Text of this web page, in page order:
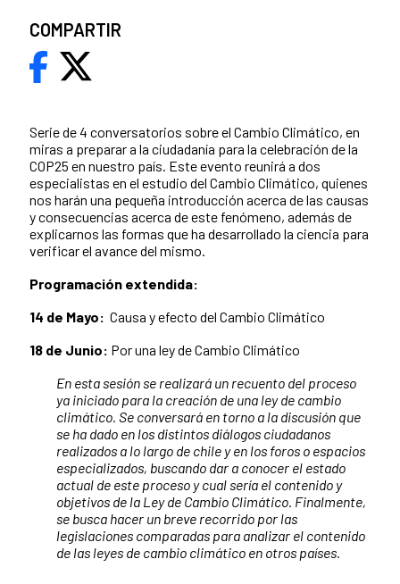
Serie de 4 conversatorios sobre el Cambio Climático, en
miras a preparar a la ciudadanía para la celebración de la
COP25 en nuestro país. Este evento reunirá a dos
especialistas en el estudio del Cambio Climático, quienes
nos harán una pequeña introducción acerca de las causas
y consecuencias acerca de este fenómeno, además de
explicarnos las formas que ha desarrollado la ciencia para
verificar el avance del mismo.
Programación extendida:
14 de Mayo: Causa y efecto del Cambio Climático
18 de Junio: Por una ley de Cambio Climático
En esta sesión se realizará un recuento del proceso
ya iniciado para la creación de una ley de cambio
climático. Se conversará en torno a la discusión que
se ha dado en los distintos diálogos ciudadanos
realizados a lo largo de chile y en los foros o espacios
especializados, buscando dar a conocer el estado
actual de este proceso y cual sería el contenido y
objetivos de la Ley de Cambio Climático. Finalmente,
se busca hacer un breve recorrido por las
legislaciones comparadas para analizar el contenido
de las leyes de cambio climático en otros países.
COMPARTIR